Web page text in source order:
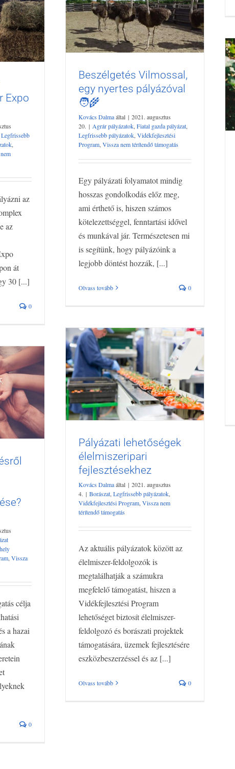
Beszélgetés Vilmossal, egy
nyertes pályázóval🧑‍🌾
Agrár pályázatok
Legfrissebb pályázatok
Program Vissza nem térítendő támogatás
Beszélgetés Vilmossal,
egy nyertes pályázóval
🧑‍🌾
Kovács Dalmaáltal | 2021. augusztus
20. | Agrár pályázatok Fiatal gazda pályázat
Legfrissebb pályázatok Vidékfejlesztési
Program Vissza nem térítendő támogatás
Egy pályázati folyamatot mindig
hosszas gondolkodás előz meg,
ami érthető is, hiszen számos
kötelezettséggel, fenntartási idővel
és munkával jár. Természetesen mi
is segítünk, hogy pályázóink a
legjobb döntést hozzák, [...]
Olvass tovább 0
Expo
Legfrissebb
az
az
át
30 [...]
0
Pályázati lehetőségek
élelmiszeripari
fejlesztésekhez
Borászat Legfrissebb pályázatok
Vidékfejlesztési Program Vissza nem térítendő
támogatás
Pályázati lehetőségek
élelmiszeripari
fejlesztésekhez
Kovács Dalmaáltal | 2021. augusztus
4. | Borászat Legfrissebb pályázatok
Vidékfejlesztési Program Vissza nem
térítendő támogatás
Az aktuális pályázatok között az
élelmiszer-feldolgozók is
megtalálhatják a számukra
megfelelő támogatást, hiszen a
Vidékfejlesztési Program
lehetőséget biztosít élelmiszer-
feldolgozó és borászati projektek
támogatására, üzemek fejlesztésére
eszközbeszerzéssel és az [...]
Olvass tovább 0
🏡
Vissza
célja
a hazai
0